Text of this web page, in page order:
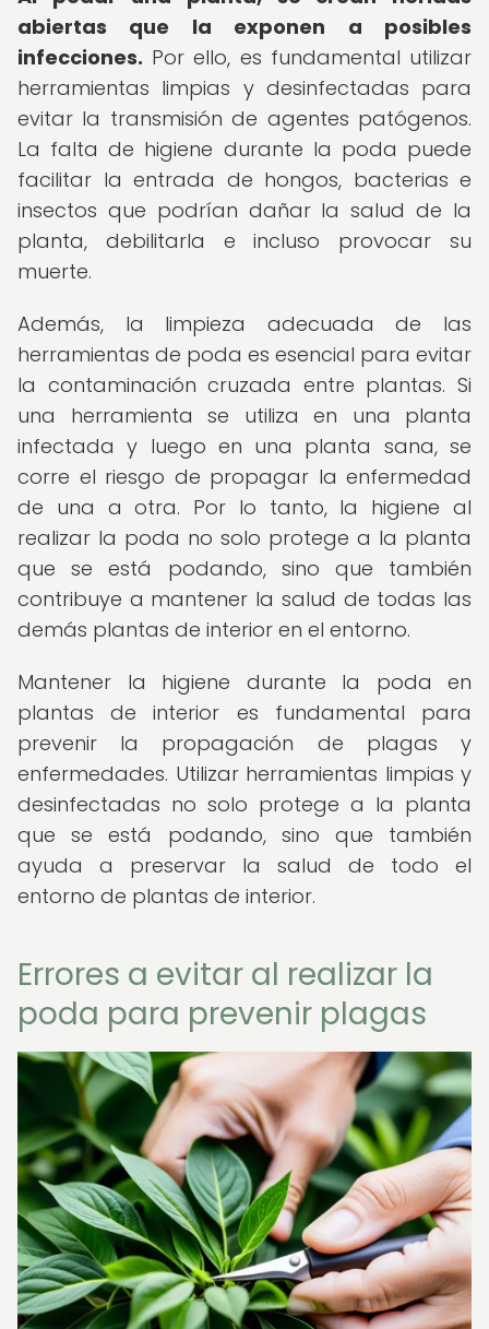
abiertas que la exponen a posibles
infecciones. Por ello, es fundamental utilizar
herramientas limpias y desinfectadas para
evitar la transmisión de agentes patógenos.
La falta de higiene durante la poda puede
facilitar la entrada de hongos, bacterias e
insectos que podrían dañar la salud de la
planta, debilitarla e incluso provocar su
muerte.
Además, la limpieza adecuada de las
herramientas de poda es esencial para evitar
la contaminación cruzada entre plantas. Si
una herramienta se utiliza en una planta
infectada y luego en una planta sana, se
corre el riesgo de propagar la enfermedad
de una a otra. Por lo tanto, la higiene al
realizar la poda no solo protege a la planta
que se está podando, sino que también
contribuye a mantener la salud de todas las
demás plantas de interior en el entorno.
Mantener la higiene durante la poda en
plantas de interior es fundamental para
prevenir la propagación de plagas y
enfermedades. Utilizar herramientas limpias y
desinfectadas no solo protege a la planta
que se está podando, sino que también
ayuda a preservar la salud de todo el
entorno de plantas de interior.
Errores a evitar al realizar la
poda para prevenir plagas